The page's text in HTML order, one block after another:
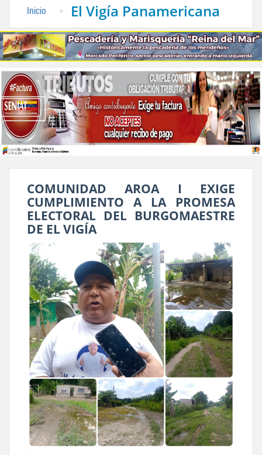
Inicio El Vigía Panamericana
COMUNIDAD AROA I EXIGE
CUMPLIMIENTO A LA PROMESA
ELECTORAL DEL BURGOMAESTRE
DE EL VIGÍA